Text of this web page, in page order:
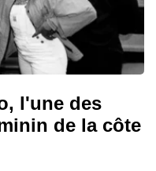
l'une des
de la côte